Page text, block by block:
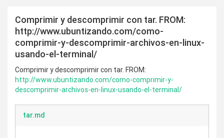
Comprimir y descomprimir con tar. FROM:
http://www.ubuntizando.com/como-
comprimir-y-descomprimir-archivos-en-linux-
usando-el-terminal/
Comprimir y descomprimir con tar. FROM:
http://www.ubuntizando.com/como-comprimir-y-
descomprimir-archivos-en-linux-usando-el-terminal/
tar.md